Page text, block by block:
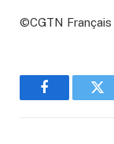
©CGTN Français
Facebook